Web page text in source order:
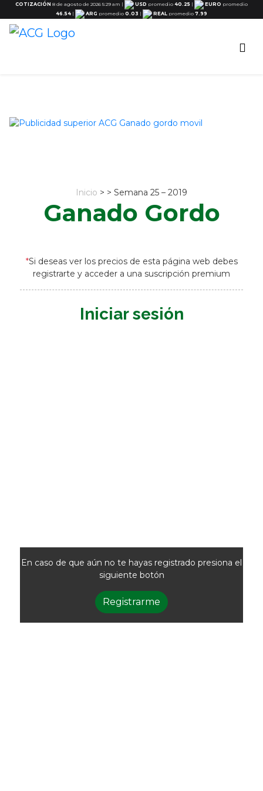
COTIZACIÓN 8 de agosto de 2026 5:29 am | USD promedio 40.25 | EURO promedio
46.54 | ARG promedio 0.03 | REAL promedio 7.99
Inicio > > Semana 25 – 2019
Ganado Gordo
*Si deseas ver los precios de esta página web debes
registrarte y acceder a una suscripción premium
Iniciar sesión
En caso de que aún no te hayas registrado presiona el
siguiente botón
Registrarme